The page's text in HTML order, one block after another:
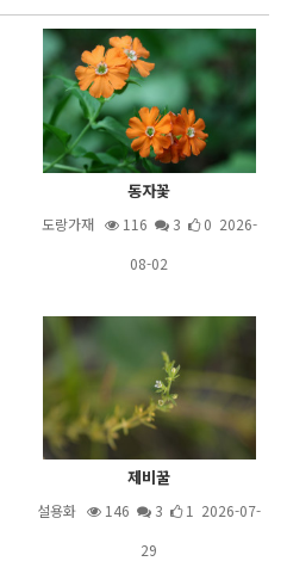
동자꽃
도랑가재 116 3
0 2026-
08-02
제비꿀
설용화 146 3
1 2026-07-
29